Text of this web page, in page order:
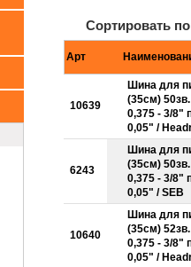
Сортировать
Арт
10639
Шина для
(35см)
0,375 - 3/8"
0,05" /
6243
Шина для
(35см)
0,375 - 3/8"
0,05" / SEB
10640
Шина для
(35см)
0,375 - 3/8"
0,05" /